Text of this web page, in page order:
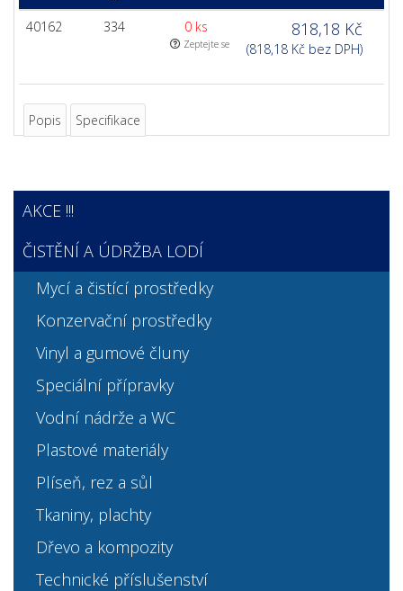
40162 334 0 ks
Zeptejte se
818,18 Kč
(818,18 Kč bez DPH)
Popis Specifikace
AKCE !!!
ČISTĚNÍ A ÚDRŽBA LODÍ
Mycí a čistící prostředky
Konzervační prostředky
Vinyl a gumové čluny
Speciální přípravky
Vodní nádrže a WC
Plastové materiály
Plíseň, rez a sůl
Tkaniny, plachty
Dřevo a kompozity
Technické příslušenství